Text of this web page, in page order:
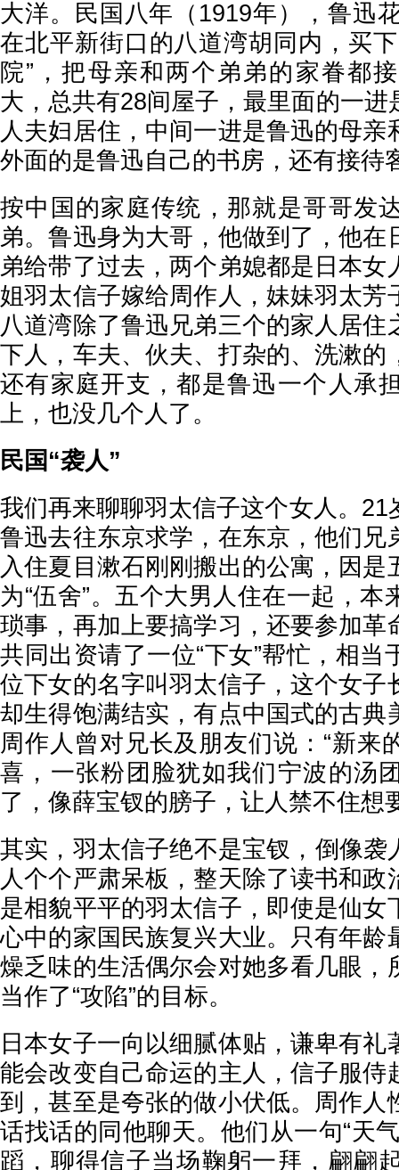
大洋。民国八年（1919年），鲁迅
在北平新街口的八道湾胡同内，买
院”，把母亲和两个弟弟的家眷都
大，总共有28间屋子，最里面的一进
人夫妇居住，中间一进是鲁迅的母亲
外面的是鲁迅自己的书房，还有接待
按中国的家庭传统，那就是哥哥发
弟。鲁迅身为大哥，他做到了，他在
弟给带了过去，两个弟媳都是日本女
姐羽太信子嫁给周作人，妹妹羽太芳
八道湾除了鲁迅兄弟三个的家人居住
下人，车夫、伙夫、打杂的、洗漱的
还有家庭开支，都是鲁迅一个人承
上，也没几个人了。
民国“袭人”
我们再来聊聊羽太信子这个女人。21
鲁迅去往东京求学，在东京，他们兄
入住夏目漱石刚刚搬出的公寓，因是
为“伍舍”。五个大男人住在一起，本
琐事，再加上要搞学习，还要参加革
共同出资请了一位“下女”帮忙，相当
位下女的名字叫羽太信子，这个女子
却生得饱满结实，有点中国式的古典
周作人曾对兄长及朋友们说：“新来
喜，一张粉团脸犹如我们宁波的汤
了，像薛宝钗的膀子，让人禁不住想
其实，羽太信子绝不是宝钗，倒像袭
人个个严肃呆板，整天除了读书和政
是相貌平平的羽太信子，即使是仙女
心中的家国民族复兴大业。只有年龄
燥乏味的生活偶尔会对她多看几眼，
当作了“攻陷”的目标。
日本女子一向以细腻体贴，谦卑有礼
能会改变自己命运的主人，信子服侍
到，甚至是夸张的做小伏低。周作人
话找话的同他聊天。他们从一句“天
蹈，聊得信子当场鞠躬一拜，翩翩